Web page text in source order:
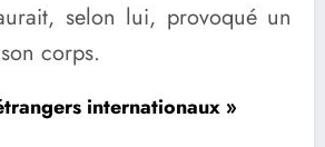
selon lui, provoqué un
corps.
internationaux »